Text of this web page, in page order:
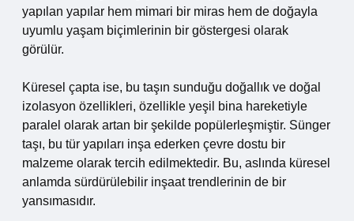
yapılan yapılar hem mimari bir miras hem de doğayla
uyumlu yaşam biçimlerinin bir göstergesi olarak
görülür.
Küresel çapta ise, bu taşın sunduğu doğallık ve doğal
izolasyon özellikleri, özellikle yeşil bina hareketiyle
paralel olarak artan bir şekilde popülerleşmiştir. Sünger
taşı, bu tür yapıları inşa ederken çevre dostu bir
malzeme olarak tercih edilmektedir. Bu, aslında küresel
anlamda sürdürülebilir inşaat trendlerinin de bir
yansımasıdır.